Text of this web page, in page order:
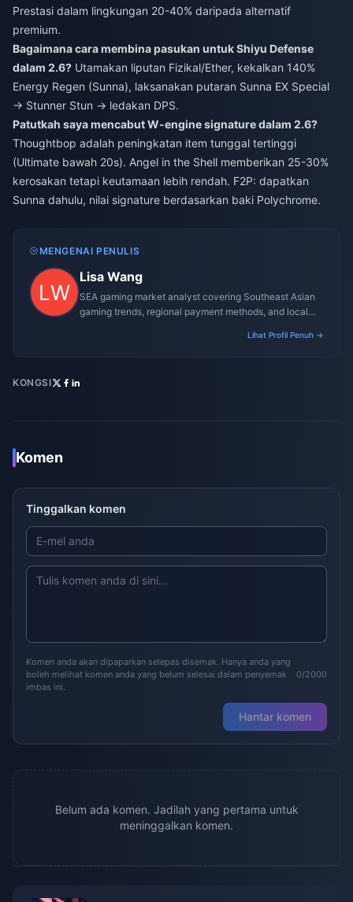
Prestasi dalam lingkungan 20-40% daripada alternatif
premium.
Bagaimana cara membina pasukan untuk Shiyu Defense
dalam 2.6? Utamakan liputan Fizikal/Ether, kekalkan 140%
Energy Regen (Sunna), laksanakan putaran Sunna EX Special
→ Stunner Stun → ledakan DPS.
Patutkah saya mencabut W-engine signature dalam 2.6?
Thoughtbop adalah peningkatan item tunggal tertinggi
(Ultimate bawah 20s). Angel in the Shell memberikan 25-30%
kerosakan tetapi keutamaan lebih rendah. F2P: dapatkan
Sunna dahulu, nilai signature berdasarkan baki Polychrome.
MENGENAI PENULIS
Lisa Wang
SEA gaming market analyst covering Southeast Asian
gaming trends, regional payment methods, and local
Lihat Profil Penuh →
KONGSI
Komen
Tinggalkan komen
Komen anda akan dipaparkan selepas disemak. Hanya anda yang
boleh melihat komen anda yang belum selesai dalam penyemak
imbas ini.
0/2000
Hantar komen
Belum ada komen. Jadilah yang pertama untuk
meninggalkan komen.